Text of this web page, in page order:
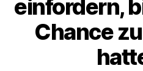
einfordern,
Chance